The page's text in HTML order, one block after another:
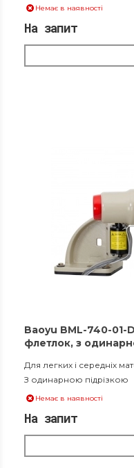
Немає в наявності
На запит
Baoyu BML-740-
флетлок, з
Для легких і середніх
З одинарною підрізкою
Немає в наявності
На запит